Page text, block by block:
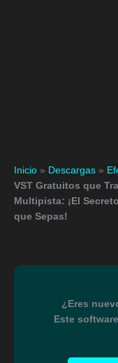
Inicio » Descargas »
VST Gratuitos que
Multipista: ¡El
que Sepas!
¿Eres
Este